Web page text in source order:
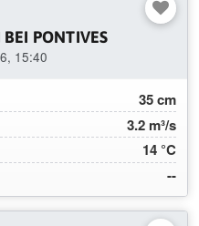
PONTIVES
15:40
35 cm
3.2 m³/s
14 °C
--